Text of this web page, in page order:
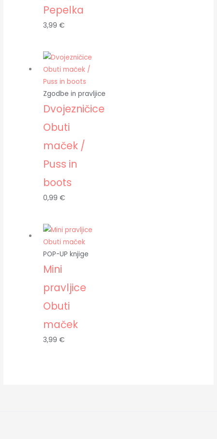
Pepelka
3,99€
Zgodbe in pravljice
Dvojezničice
Obuti
maček /
Puss in
boots
0,99€
POP-UP knjige
Mini
pravljice
Obuti
maček
3,99€